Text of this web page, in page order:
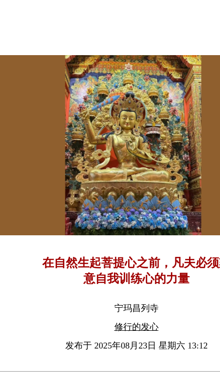
在自然生起菩提心之前，凡夫必
意自我训练心的力量
宁玛昌列寺
修行的发心
发布于 2025年08月23日 星期六 13:12